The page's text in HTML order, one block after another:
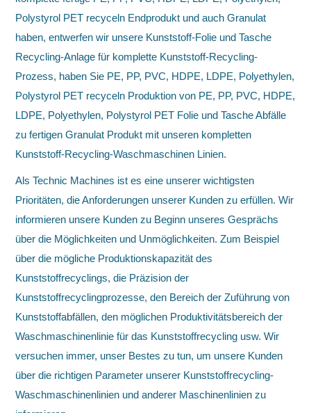
Polystyrol PET recyceln Endprodukt und auch Granulat
haben, entwerfen wir unsere Kunststoff-Folie und Tasche
Recycling-Anlage für komplette Kunststoff-Recycling-
Prozess, haben Sie PE, PP, PVC, HDPE, LDPE, Polyethylen,
Polystyrol PET recyceln Produktion von PE, PP, PVC, HDPE,
LDPE, Polyethylen, Polystyrol PET Folie und Tasche Abfälle
zu fertigen Granulat Produkt mit unseren kompletten
Kunststoff-Recycling-Waschmaschinen Linien.
Als Technic Machines ist es eine unserer wichtigsten
Prioritäten, die Anforderungen unserer Kunden zu erfüllen. Wir
informieren unsere Kunden zu Beginn unseres Gesprächs
über die Möglichkeiten und Unmöglichkeiten. Zum Beispiel
über die mögliche Produktionskapazität des
Kunststoffrecyclings, die Präzision der
Kunststoffrecyclingprozesse, den Bereich der Zuführung von
Kunststoffabfällen, den möglichen Produktivitätsbereich der
Waschmaschinenlinie für das Kunststoffrecycling usw. Wir
versuchen immer, unser Bestes zu tun, um unsere Kunden
über die richtigen Parameter unserer Kunststoffrecycling-
Waschmaschinenlinien und anderer Maschinenlinien zu